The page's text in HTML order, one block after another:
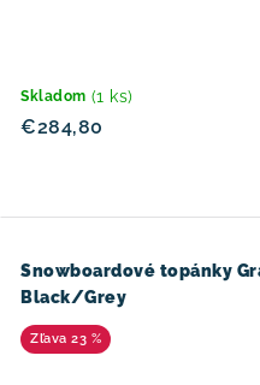
Skladom (1 ks)
€284,80
Snowboardové topánky
Black/Grey
23 %